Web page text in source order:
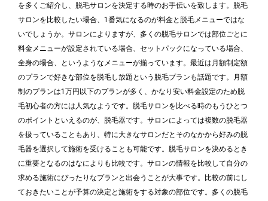
を多くご紹介し、脱毛サロンを決定する時のお手伝いを致します。脱毛
サロンを比較したい場合、1番気になるのが料金と脱毛メニューではな
いでしょうか。サロンによりますが、多くの脱毛サロンでは部位ごとに
料金メニューが設定されている場合、セットパックになっている場合、
全身の場合、というようなメニューが揃っています。最近は月額制定額
のプランで好きな部位を脱毛し放題という脱毛プランも話題です。月額
制のプランは1万円以下のプランが多く、かなり安い料金設定のため脱
毛初心者の方には人気なようです。脱毛サロンを比べる時のもうひとつ
のポイントといえるのが、脱毛器です。サロンによっては複数の脱毛器
を扱っていることもあり、特に大きなサロンだとそのなかから好みの脱
毛器を選択して施術を受けることも可能です。脱毛サロンを決めるとき
に重要となるのはなによりも比較です。サロンの情報を比較して自分の
求める施術にぴったりなプランと出会うことが大事です。比較の前にし
ておきたいことが予算の決定と施術をする対象の部位です。多くの脱毛